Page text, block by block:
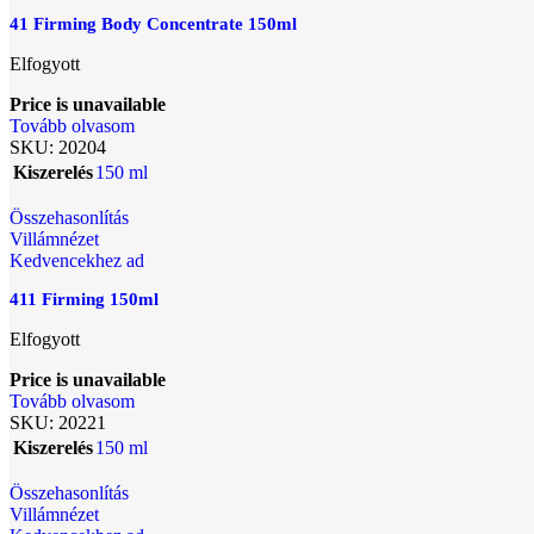
41 Firming Body Concentrate 150ml
Elfogyott
Price is unavailable
Tovább olvasom
SKU: 20204
Kiszerelés150 ml
Összehasonlítás
Villámnézet
Kedvencekhez ad
411 Firming 150ml
Elfogyott
Price is unavailable
Tovább olvasom
SKU: 20221
Kiszerelés150 ml
Összehasonlítás
Villámnézet